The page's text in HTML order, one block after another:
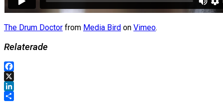
The Drum Doctor from Media Bird on Vimeo.
Relaterade
Facebook
X
LinkedIn